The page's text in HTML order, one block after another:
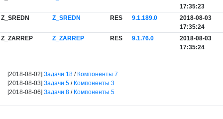
17:35:23
Z_SREDN
Z_SREDN RES 9.1.189.0
2018-08-03
17:35:24
Z_ZARREP
Z_ZARREP RES 9.1.76.0
2018-08-03
17:35:24
[2018-08-02] Задачи 18 / Компоненты 7
[2018-08-03] Задачи 5 / Компоненты 3
[2018-08-06] Задачи 8 / Компоненты 5